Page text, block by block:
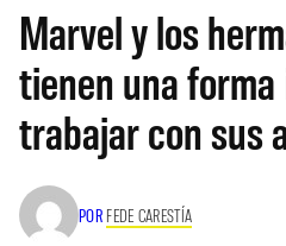
Marvel y los
tienen una
trabajar con sus
POR FEDE CARESTÍA